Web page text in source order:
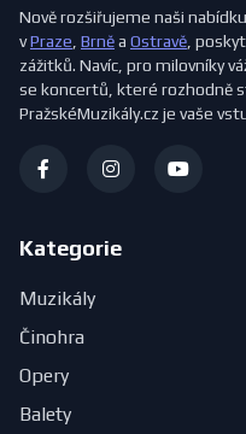
Nově rozšiřujeme naši
vPraze Brněa Ostravě ,
zážitků. Navíc, pro milovníky
se koncertů, které rozhodně
PražskéMuzikály.cz je vaše
Kategorie
Muzikály
Činohra
Opery
Balety